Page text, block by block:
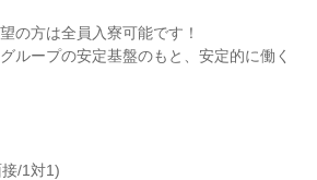
の方は全員入寮可能です！
ループの安定基盤のもと、安定的に働く
/1対1)